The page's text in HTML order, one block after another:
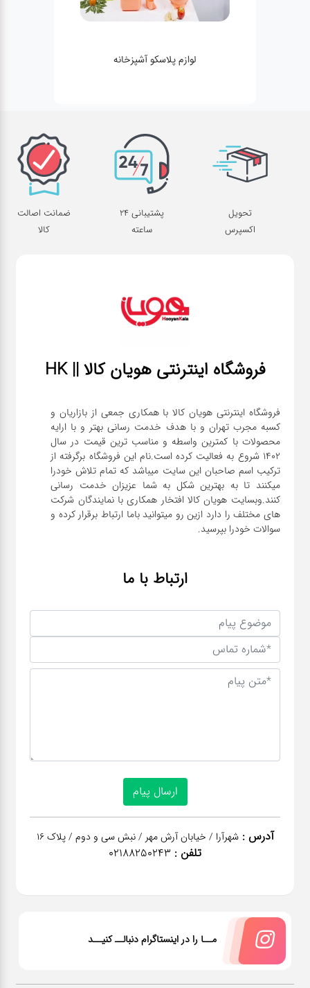
لوازم پلاسکو آشپزخانه
تحویل
اکسپرس
پشتیبانی 24
ساعته
ضمانت اصالت
کالا
فروشگاه اینترنتی هویان کالا || HK
فروشگاه اینترنتی هویان کالا با همکاری جمعی از بازاریان و
کسبه مجرب تهران و با هدف خدمت رسانی بهتر و با ارایه
محصولات با کمترین واسطه و مناسب ترین قیمت در سال
1402 شروع به فعالیت کرده است.نام این فروشگاه برگرفته از
ترکیب اسم صاحبان این سایت میباشد که تمام تلاش خودرا
میکنند تا به بهترین شکل به شما عزیزان خدمت رسانی
کنند.وبسایت هویان کالا افتخار همکاری با نمایندگان شرکت
های مختلف را دارد ازین رو میتوانید باما ارتباط برقرار کرده و
سوالات خودرا بپرسید.
ارتباط با ما
آدرس : شهرآرا / خیابان آرش مهر / نبش سی و دوم / پلاک 16
تلفن : 02188250243
مــا را در اینستاگرام دنبالــ کنیــد